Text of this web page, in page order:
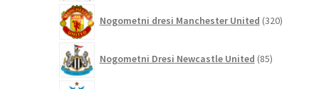
Nogometni dresi Manchester United 320izdelkov
Nogometni Dresi Newcastle United 85izdelkov